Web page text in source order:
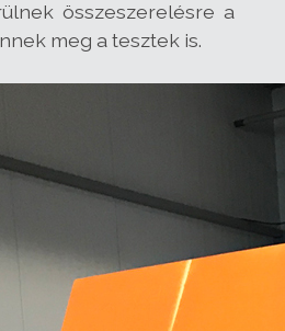
összeszerelésre a
meg a tesztek is.